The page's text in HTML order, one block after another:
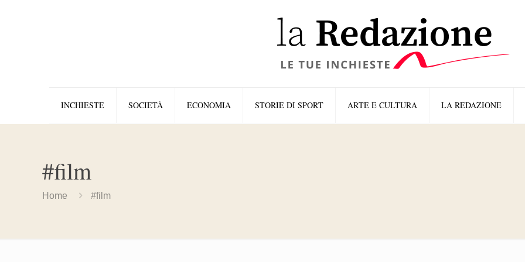
INCHIESTE SOCIETÀ ECONOMIA STORIE DI SPORT ARTE E CULTURA LA REDAZIONE
#film
Home #film